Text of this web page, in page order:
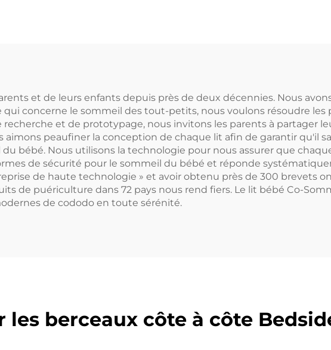
et de leurs enfants depuis près de deux décennies. Nous
concerne le sommeil des tout-petits, nous voulons résoudre les
et de prototypage, nous invitons les parents à partager
peaufiner la conception de chaque lit afin de garantir qu'il
bébé. Nous utilisons la technologie pour nous assurer que
de sécurité pour le sommeil du bébé et réponde
de haute technologie » et avoir obtenu près de 300 brevets
de puériculture dans 72 pays nous rend fiers. Le lit bébé Co-
de cododo en toute sérénité.
berceaux côte à côte